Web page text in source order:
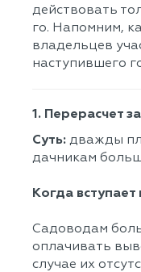
действовать
го. Напомним,
владельцев
наступившего
1. Перерасчет
Суть: дважды
дачникам
Когда вступает
Садоводам
оплачивать
случае их